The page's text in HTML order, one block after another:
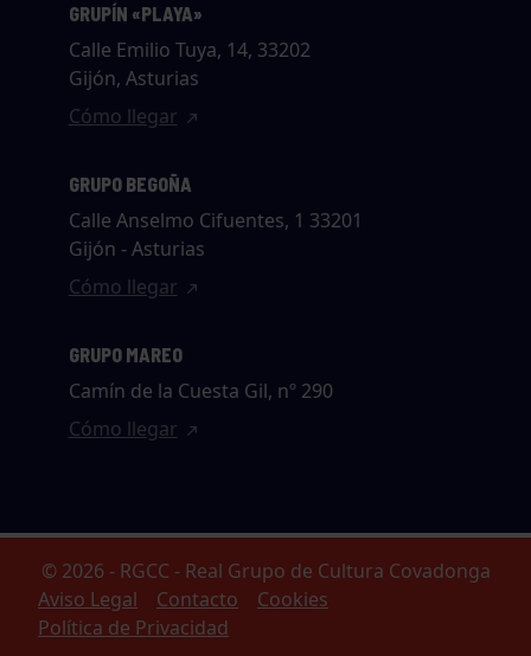
GRUPÍN «PLAYA»
Calle Emilio Tuya, 14, 33202
Gijón, Asturias
Cómo llegar
GRUPO BEGOÑA
Calle Anselmo Cifuentes, 1 33201
Gijón - Asturias
Cómo llegar
GRUPO MAREO
Camín de la Cuesta Gil, nº 290
Cómo llegar
© 2026 - RGCC - Real Grupo de Cultura Covadonga
Aviso Legal
Contacto
Cookies
Política de Privacidad